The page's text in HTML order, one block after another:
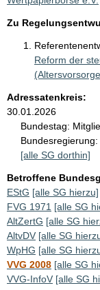
Zu
Reform der
Adressatenkreis:
30.01.2026
Bundestag:
Bundesregierung:
[alle SG dorthin]
Betroffene
EStG [alle SG hierzu]
FVG 1971 [alle SG
AltZertG [alle SG
AltvDV [alle SG
WpHG [alle SG
VVG 2008 [alle SG
VVG-InfoV [alle SG